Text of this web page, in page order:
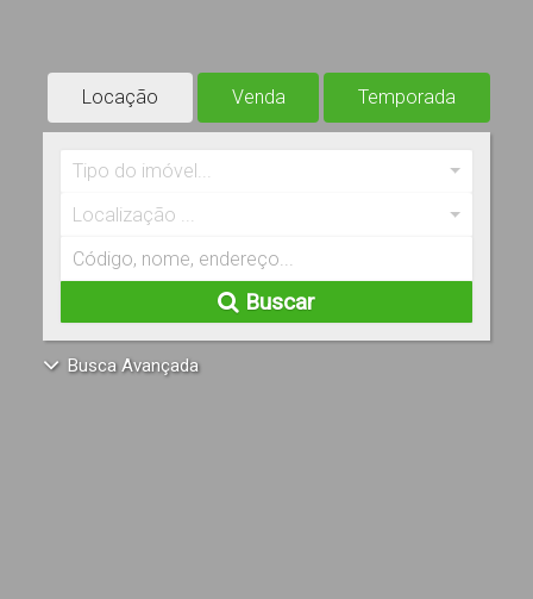
Locação Venda Temporada
Tipo do imóvel...
Localização ...
Buscar
Busca Avançada